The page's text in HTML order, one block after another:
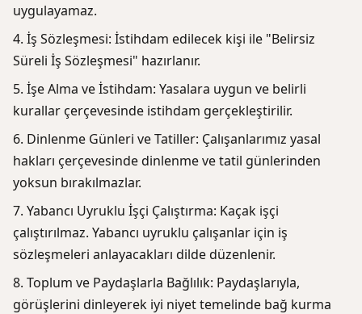
uygulayamaz.
İş Sözleşmesi: İstihdam edilecek kişi ile "Belirsiz
Süreli İş Sözleşmesi" hazırlanır.
İşe Alma ve İstihdam: Yasalara uygun ve belirli
kurallar çerçevesinde istihdam gerçekleştirilir.
Dinlenme Günleri ve Tatiller: Çalışanlarımız yasal
hakları çerçevesinde dinlenme ve tatil günlerinden
yoksun bırakılmazlar.
Yabancı Uyruklu İşçi Çalıştırma: Kaçak işçi
çalıştırılmaz. Yabancı uyruklu çalışanlar için iş
sözleşmeleri anlayacakları dilde düzenlenir.
Toplum ve Paydaşlarla Bağlılık: Paydaşlarıyla,
görüşlerini dinleyerek iyi niyet temelinde bağ kurma